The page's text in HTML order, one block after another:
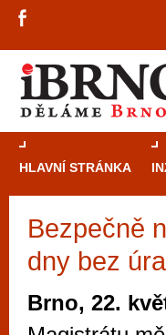
HLAVNÍ STRÁNKA
Bezpečně
dny bez
Brno, 22.